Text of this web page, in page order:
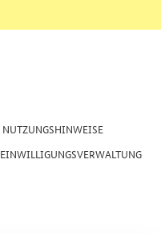
NUTZUNGSHINWEISE
EINWILLIGUNGSVERWALTUNG